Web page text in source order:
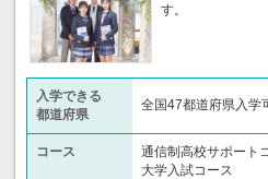
す。
入学できる
都道府県
全国47都道府県入学
コース
通信制高校サポート
大学入試コース